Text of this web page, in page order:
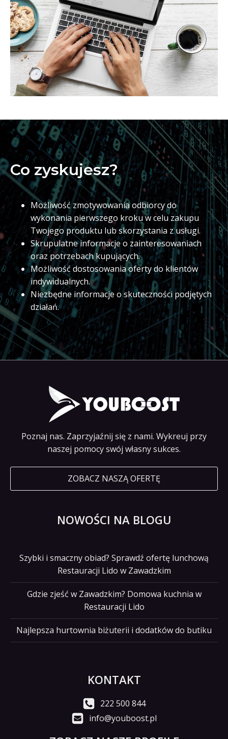
Co zyskujesz?
Możliwość zmotywowania odbiorcy do
wykonania pierwszego kroku w celu zakupu
Twojego produktu lub skorzystania z usługi.
Skrupulatne informacje o zainteresowaniach
oraz potrzebach kupujących.
Możliwość dostosowania oferty do klientów
indywidualnych.
Niezbędne informacje o skuteczności podjętych
działań.
Poznaj nas. Zaprzyjaźnij się z nami. Wykreuj przy
naszej pomocy swój własny sukces.
ZOBACZ NASZĄ OFERTĘ
NOWOŚCI NA BLOGU
Szybki i smaczny obiad? Sprawdź ofertę lunchową
Restauracji Lido w Zawadzkim
Gdzie zjeść w Zawadzkim? Domowa kuchnia w
Restauracji Lido
Najlepsza hurtownia biżuterii i dodatków do butiku
KONTAKT
222 500 844
info@youboost.pl